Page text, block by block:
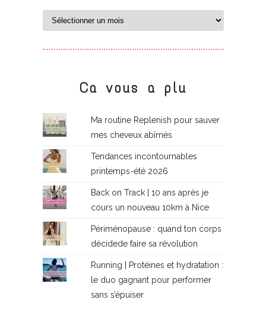
Ca vous a plu
Ma routine Replenish pour sauver
mes cheveux abîmés
Tendances incontournables
printemps-été 2026
Back on Track | 10 ans après je
cours un nouveau 10km à Nice
Périménopause : quand ton corps
décidede faire sa révolution
Running | Protéines et hydratation :
le duo gagnant pour performer
sans s’épuiser